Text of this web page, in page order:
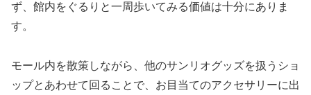
ず、館内をぐるりと一周歩いてみる価値は十分にありま
す。
モール内を散策しながら、他のサンリオグッズを扱うショ
ップとあわせて回ることで、お目当てのアクセサリーに出